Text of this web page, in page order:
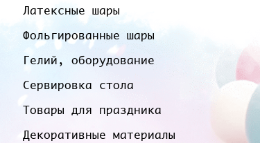
Латексные шары
Фольгированные шары
Гелий, оборудование
Сервировка стола
Товары для праздника
Декоративные материалы